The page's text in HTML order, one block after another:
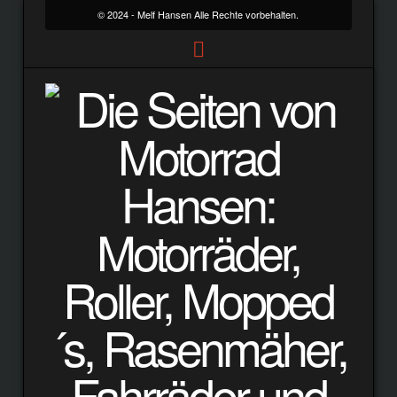
© 2024 - Melf Hansen Alle Rechte vorbehalten.
Motorrad
Auto
Hansen